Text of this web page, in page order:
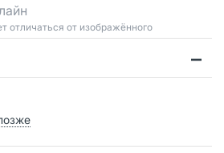
отличаться от изображённого